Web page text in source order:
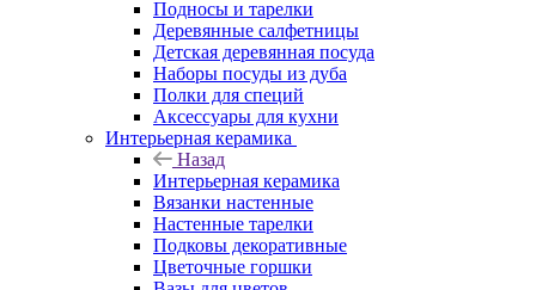
Подносы и тарелки
Деревянные салфетницы
Детская деревянная посуда
Наборы посуды из дуба
Полки для специй
Аксессуары для кухни
Интерьерная керамика
Назад
Интерьерная керамика
Вязанки настенные
Настенные тарелки
Подковы декоративные
Цветочные горшки